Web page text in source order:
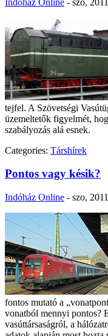
tejfel. A Szövetségi
üzemeltetők figyelmét,
szabályozás alá esnek.
Categories: Társhírek
Pontos vagy késik?
Indóház Online - szo,
fontos mutató a
vonatból mennyi pontos?
vasúttársaságról, a